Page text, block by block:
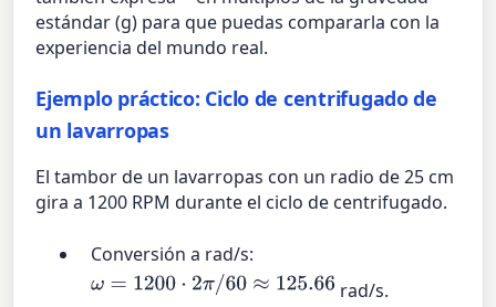
estándar (g) para que puedas compararla con la
experiencia del mundo real.
Ejemplo práctico: Ciclo de centrifugado de
un lavarropas
El tambor de un lavarropas con un radio de 25 cm
gira a 1200 RPM durante el ciclo de centrifugado.
Conversión a rad/s:
ω =1200⋅2π/ 60≈125.66
rad/s.